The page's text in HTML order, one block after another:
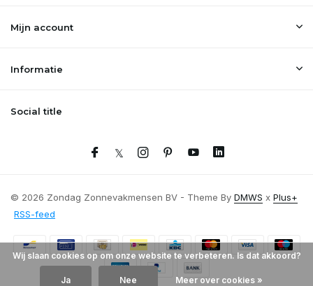
Mijn account
Informatie
Social title
© 2026 Zondag Zonnevakmensen BV - Theme By DMWS x Plus+
RSS-feed
Wij slaan cookies op om onze website te verbeteren. Is dat akkoord?
Ja Nee Meer over cookies »